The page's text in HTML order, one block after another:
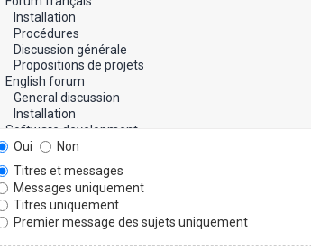
Oui
Non
Titres et messages
Messages uniquement
Titres uniquement
Premier message des sujets uniquement